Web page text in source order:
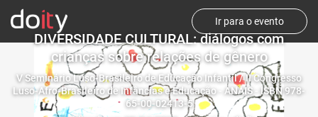
Ir para o evento
DIVERSIDADE CULTURAL: diálogos com
crianças sobre relações de gênero
V Seminário Luso-Brasileiro de Educação Infantil / II Congresso
Luso-Afro-Brasileiro de Infâncias e Educação - ANAIS - ISBN 978-
65-00-02413-5